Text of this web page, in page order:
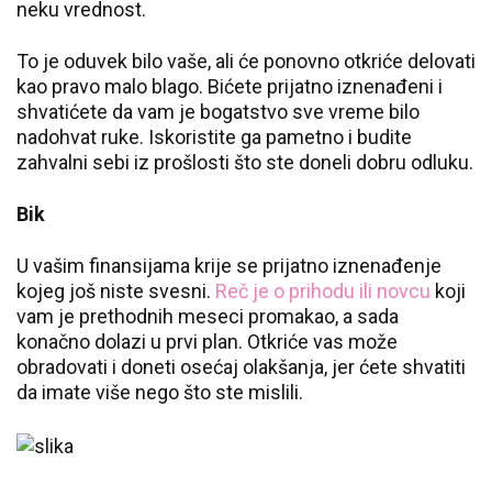
neku vrednost.
To je oduvek bilo vaše, ali će ponovno otkriće delovati
kao pravo malo blago. Bićete prijatno iznenađeni i
shvatićete da vam je bogatstvo sve vreme bilo
nadohvat ruke. Iskoristite ga pametno i budite
zahvalni sebi iz prošlosti što ste doneli dobru odluku.
Bik
U vašim finansijama krije se prijatno iznenađenje
kojeg još niste svesni. Reč je o prihodu ili novcu koji
vam je prethodnih meseci promakao, a sada
konačno dolazi u prvi plan. Otkriće vas može
obradovati i doneti osećaj olakšanja, jer ćete shvatiti
da imate više nego što ste mislili.